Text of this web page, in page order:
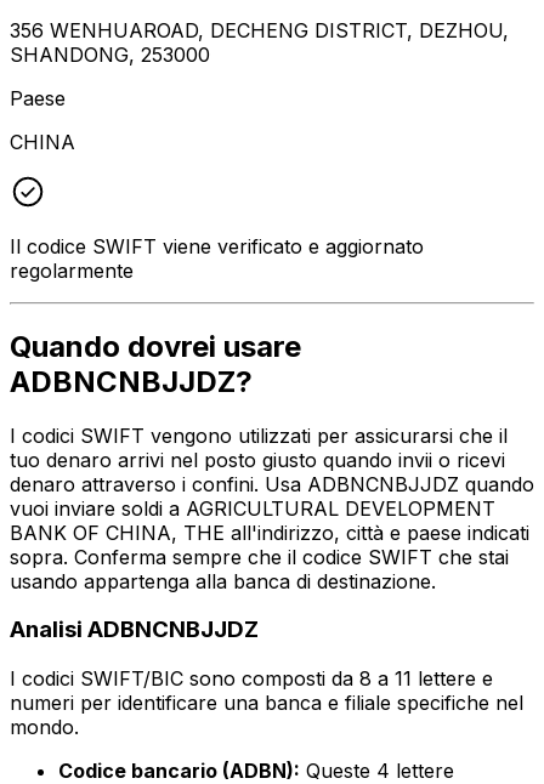
356 WENHUAROAD, DECHENG DISTRICT, DEZHOU,
SHANDONG, 253000
Paese
CHINA
Il codice SWIFT viene verificato e aggiornato
regolarmente
Quando dovrei usare
ADBNCNBJJDZ?
I codici SWIFT vengono utilizzati per assicurarsi che il
tuo denaro arrivi nel posto giusto quando invii o ricevi
denaro attraverso i confini. Usa ADBNCNBJJDZ quando
vuoi inviare soldi a AGRICULTURAL DEVELOPMENT
BANK OF CHINA, THE all'indirizzo, città e paese indicati
sopra. Conferma sempre che il codice SWIFT che stai
usando appartenga alla banca di destinazione.
Analisi ADBNCNBJJDZ
I codici SWIFT/BIC sono composti da 8 a 11 lettere e
numeri per identificare una banca e filiale specifiche nel
mondo.
Codice bancario (ADBN): Queste 4 lettere